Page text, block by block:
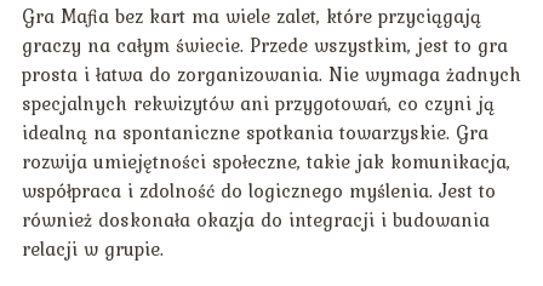
Gra Mafia bez kart ma wiele zalet, które przyciągają
graczy na całym świecie. Przede wszystkim, jest to gra
prosta i łatwa do zorganizowania. Nie wymaga żadnych
specjalnych rekwizytów ani przygotowań, co czyni ją
idealną na spontaniczne spotkania towarzyskie. Gra
rozwija umiejętności społeczne, takie jak komunikacja,
współpraca i zdolność do logicznego myślenia. Jest to
również doskonała okazja do integracji i budowania
relacji w grupie.